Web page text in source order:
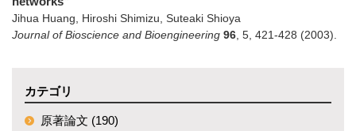
Jihua Huang, Hiroshi Shimizu, Suteaki Shioya
Journal of Bioscience and Bioengineering 96 5 421-428 (2003)
カテゴリ
原著論文 (190)